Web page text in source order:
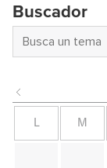
Buscador
L M